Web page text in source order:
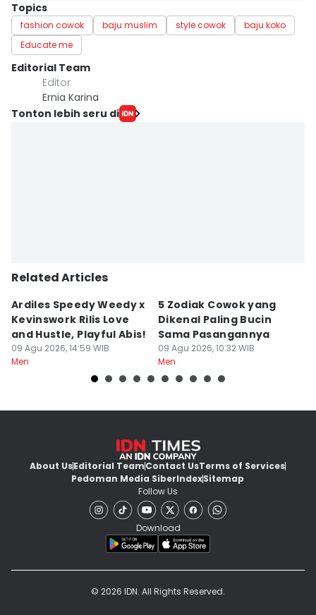
Topics
fashion cowok baju muslim style cowok
baju koko
Educate me
Editorial Team
Editor
Ernia Karina
Tonton lebih seru di
Related Articles
Ardiles Speedy Weedy x
Kevinswork Rilis Love
and Hustle, Playful Abis!
09 Agu 2026, 14:59 WIB
Men
5 Zodiak Cowok yang
Dikenal Paling Bucin
Sama Pasangannya
09 Agu 2026, 10:32 WIB
Men
About UsEditorial TeamContact UsTerms of Services
Pedoman Media SiberIndexSitemap
Follow Us
Download
© 2026 IDN. All Rights Reserved.